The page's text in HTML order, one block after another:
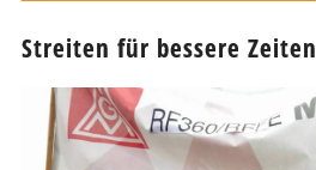
Streiten für bessere Zeiten